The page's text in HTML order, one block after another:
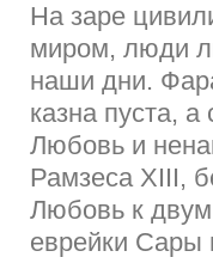
На заре
миром, люди
наши дни.
казна пуста,
Любовь и
Рамзеса XIII,
Любовь к
еврейки Сары